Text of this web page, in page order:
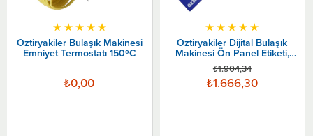
Öztiryakiler Bulaşık Makinesi
Emniyet Termostatı 150ºC
★★★★★
₺0,00
Öztiryakiler Dijital Bulaşık
Makinesi Ön Panel Etiketi,
30.8x4.5 Cm
★★★★★
₺1.666,30
₺1.904,34